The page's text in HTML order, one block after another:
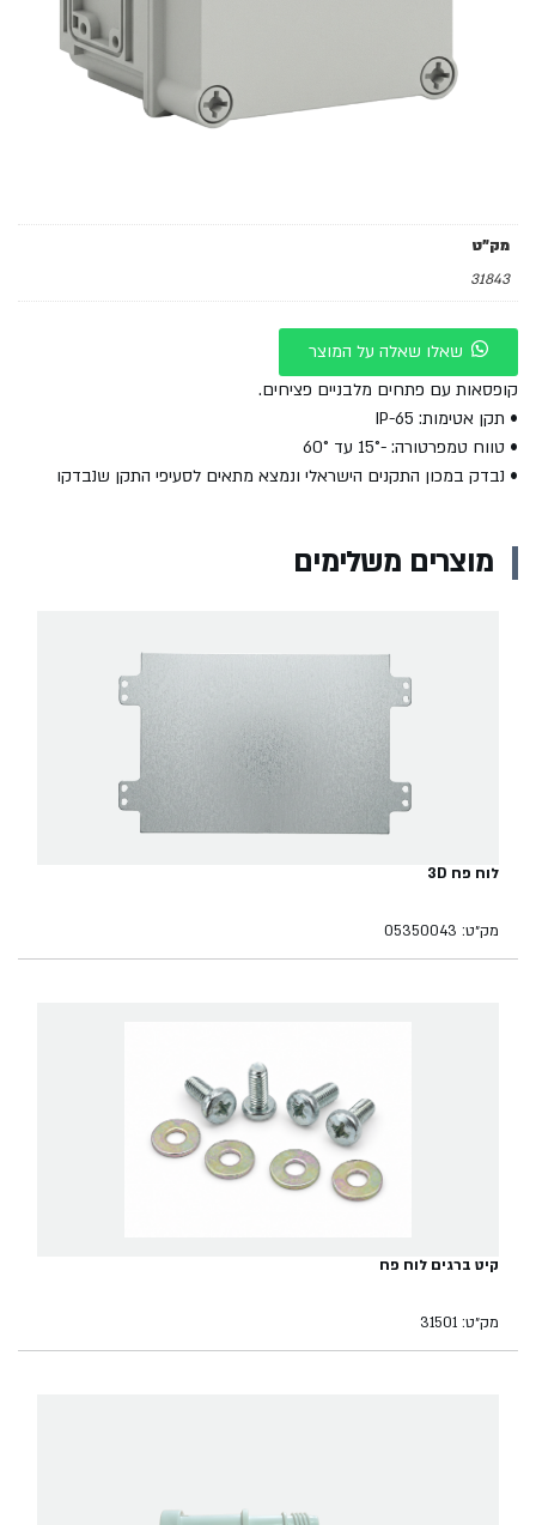
מק"ט
31843
שאלו שאלה על המוצר
קופסאות עם פתחים מלבניים פציחים.
• תקן אטימות: IP-65
• טווח טמפרטורה: -15° עד 60°
• נבדק במכון התקנים הישראלי ונמצא מתאים לסעיפי התקן שנבדקו
מוצרים משלימים
לוח פח 3D
מק״ט: 05350043
קיט ברגים לוח פח
מק״ט: 31501